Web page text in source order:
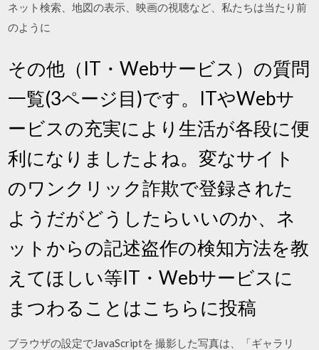
ネット検索、地図の表示、映画の視聴など、私たちは当たり前
のように
その他（IT・Webサービス）の質問
一覧(3ページ目)です。ITやWebサ
ービスの充実により生活が各段に便
利になりましたよね。変なサイト
のワンクリック詐欺で登録された
ようだがどうしたらいいのか、ネ
ットからの記述盗作の検知方法を教
えてほしい等IT・Webサービスに
まつわることはこちらに投稿
ブラウザの設定でJavaScriptを 撮影した写真は、「ギャラリ